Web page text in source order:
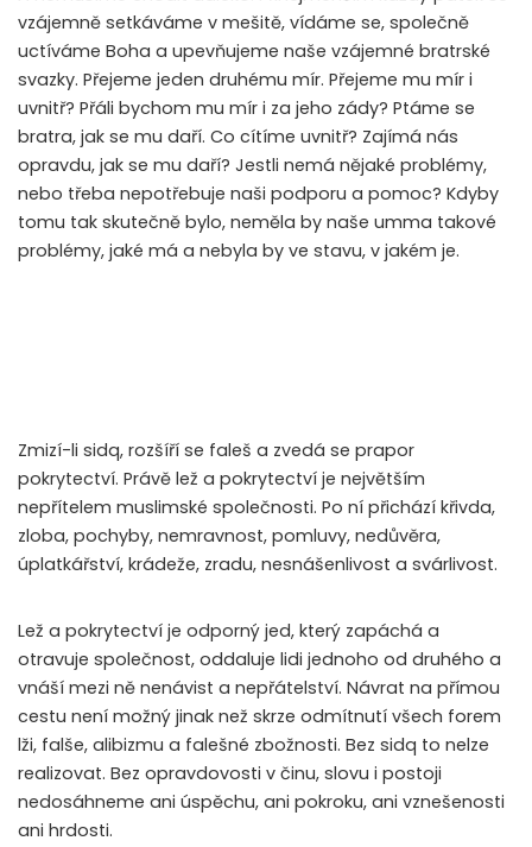
vzájemně setkáváme v mešitě, vídáme se, společně
uctíváme Boha a upevňujeme naše vzájemné bratrské
svazky. Přejeme jeden druhému mír. Přejeme mu mír i
uvnitř? Přáli bychom mu mír i za jeho zády? Ptáme se
bratra, jak se mu daří. Co cítíme uvnitř? Zajímá nás
opravdu, jak se mu daří? Jestli nemá nějaké problémy,
nebo třeba nepotřebuje naši podporu a pomoc? Kdyby
tomu tak skutečně bylo, neměla by naše umma takové
problémy, jaké má a nebyla by ve stavu, v jakém je.
Zmizí-li sidq, rozšíří se faleš a zvedá se prapor
pokrytectví. Právě lež a pokrytectví je největším
nepřítelem muslimské společnosti. Po ní přichází křivda,
zloba, pochyby, nemravnost, pomluvy, nedůvěra,
úplatkářství, krádeže, zradu, nesnášenlivost a svárlivost.
Lež a pokrytectví je odporný jed, který zapáchá a
otravuje společnost, oddaluje lidi jednoho od druhého a
vnáší mezi ně nenávist a nepřátelství. Návrat na přímou
cestu není možný jinak než skrze odmítnutí všech forem
lži, falše, alibizmu a falešné zbožnosti. Bez sidq to nelze
realizovat. Bez opravdovosti v činu, slovu i postoji
nedosáhneme ani úspěchu, ani pokroku, ani vznešenosti
ani hrdosti.